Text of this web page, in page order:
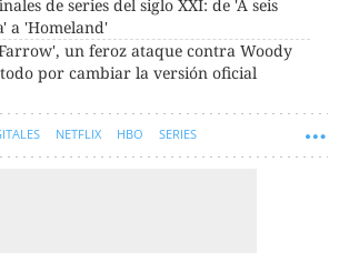
de series del siglo XXI: de 'A seis
a 'Homeland'
un feroz ataque contra Woody
por cambiar la versión oficial
NETFLIX HBO SERIES